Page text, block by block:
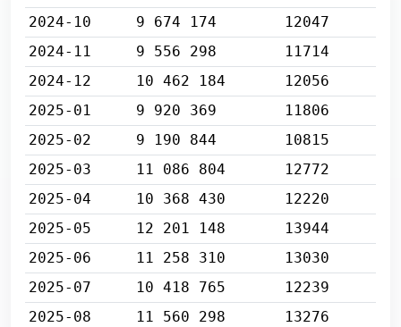
2024-10
9 674 174
12047
2024-11
9 556 298
11714
2024-12
10 462 184
12056
2025-01
9 920 369
11806
2025-02
9 190 844
10815
2025-03
11 086 804
12772
2025-04
10 368 430
12220
2025-05
12 201 148
13944
2025-06
11 258 310
13030
2025-07
10 418 765
12239
2025-08
11 560 298
13276